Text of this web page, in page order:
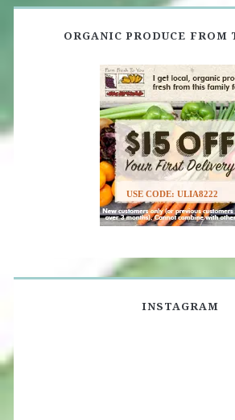
ORGANIC PRODUCE FROM
USE CODE: ULIA8222
INSTAGRAM